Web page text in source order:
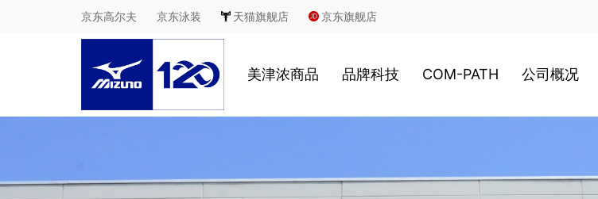
京东高尔夫 京东泳装 天猫旗舰店 京东旗舰店
美津浓商品 品牌科技 COM-PATH 公司概况
经营理念